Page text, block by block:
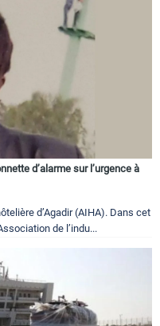
d’alarme sur l’urgence à
d’Agadir (AIHA). Dans cet
de l’indu...